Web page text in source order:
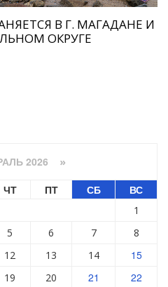
В Г. МАГАДАНЕ И
ОКРУГЕ
2026 »
ЧТ ПТ СБ ВС
1
5 6 7
8
12 13 14 15
19 20 21
22